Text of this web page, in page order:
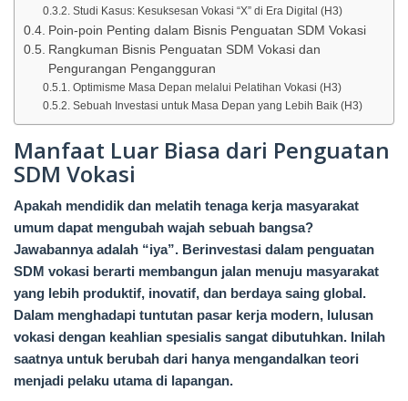
Studi Kasus: Kesuksesan Vokasi “X” di Era Digital (H3)
Poin-poin Penting dalam Bisnis Penguatan SDM Vokasi
Rangkuman Bisnis Penguatan SDM Vokasi dan
Pengurangan Pengangguran
Optimisme Masa Depan melalui Pelatihan Vokasi (H3)
Sebuah Investasi untuk Masa Depan yang Lebih Baik (H3)
Manfaat Luar Biasa dari Penguatan
SDM Vokasi
Apakah mendidik dan melatih tenaga kerja masyarakat
umum dapat mengubah wajah sebuah bangsa?
Jawabannya adalah “iya”. Berinvestasi dalam penguatan
SDM vokasi berarti membangun jalan menuju masyarakat
yang lebih produktif, inovatif, dan berdaya saing global.
Dalam menghadapi tuntutan pasar kerja modern, lulusan
vokasi dengan keahlian spesialis sangat dibutuhkan. Inilah
saatnya untuk berubah dari hanya mengandalkan teori
menjadi pelaku utama di lapangan.